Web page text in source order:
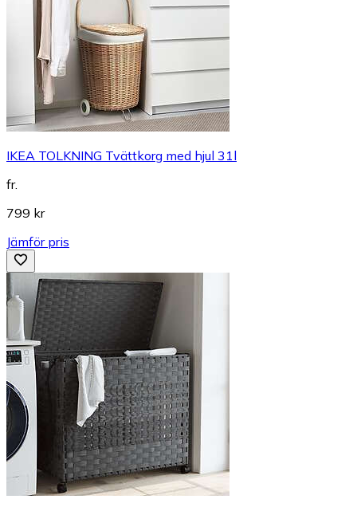
IKEA TOLKNING Tvättkorg med hjul 31l
fr.
799 kr
Jämför pris